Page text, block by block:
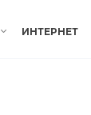
ИНТЕРНЕТ